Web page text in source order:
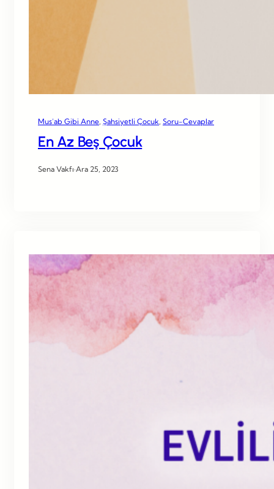
Mus’ab Gibi Anne Şahsiyetli Çocuk Soru-Cevaplar
En Az Beş Çocuk
Sena Vakfı·Ara 25, 2023